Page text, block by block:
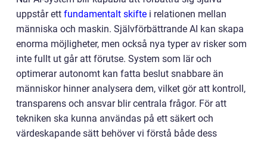
uppstår ett fundamentalt skifte i relationen mellan
människa och maskin. Självförbättrande AI kan skapa
enorma möjligheter, men också nya typer av risker som
inte fullt ut går att förutse. System som lär och
optimerar autonomt kan fatta beslut snabbare än
människor hinner analysera dem, vilket gör att kontroll,
transparens och ansvar blir centrala frågor. För att
tekniken ska kunna användas på ett säkert och
värdeskapande sätt behöver vi förstå både dess